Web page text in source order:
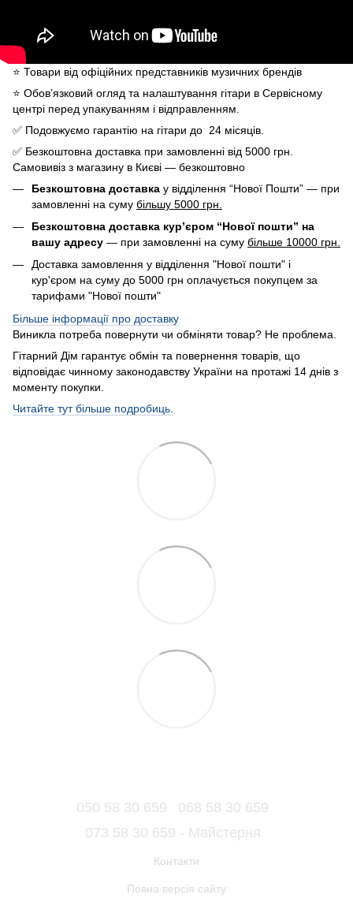
⭐️ Товари від офіційних представників музичних брендів
⭐️ Обов’язковий огляд та налаштування гітари в Сервісному
центрі перед упакуванням і відправленням.
✅ Подовжуємо гарантію на гітари до 24 місяців.
✅ Безкоштовна доставка при замовленні від 5000 грн.
Самовивіз з магазину в Києві — безкоштовно
Безкоштовна доставка у відділення “Нової Пошти” — при
замовленні на суму більшу 5000 грн.
Безкоштовна доставка кур’єром “Нової пошти” на
вашу адресу — при замовленні на суму більше 10000 грн.
Доставка замовлення у відділення "Нової пошти" і
кур'єром на суму до 5000 грн оплачується покупцем за
тарифами "Нової пошти"
Більше інформації про доставку
Виникла потреба повернути чи обміняти товар? Не проблема.
Гітарний Дім гарантує обмін та повернення товарів, що
відповідає чинному законодавству України на протажі 14 днів з
моменту покупки.
Читайте тут більше подробиць.
050 58 30 659
068 58 30 659
073 58 30 659 - Майстерня
Контакти
Повна версія сайту